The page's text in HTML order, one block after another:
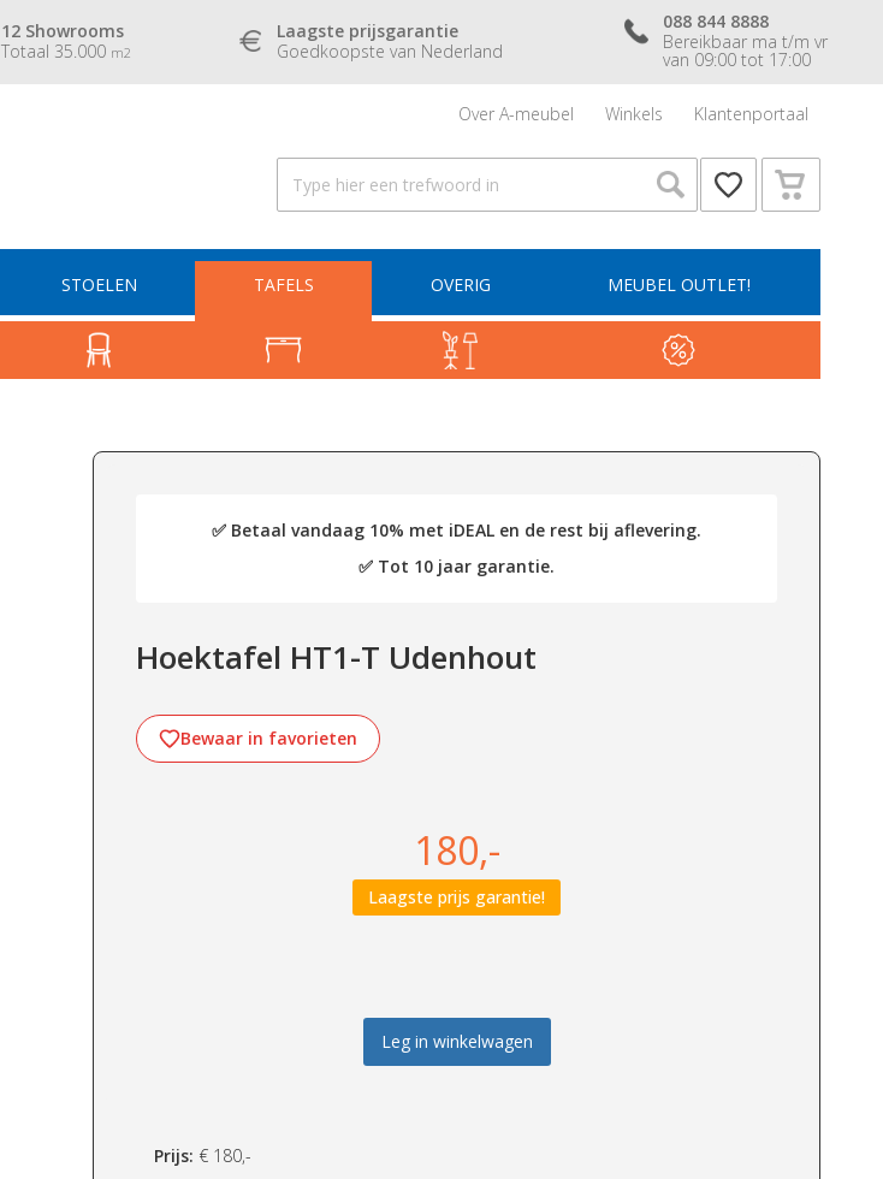
12 Showrooms
Totaal 35.000 m2
Laagste prijsgarantie
Goedkoopste van Nederland
088 844 8888
Bereikbaar ma t/m vr
van 09:00 tot 17:00
Over A-meubel Winkels Klantenportaal
STOELEN TAFELS OVERIG MEUBEL OUTLET!
✅ Betaal vandaag 10% met iDEAL en de rest bij aflevering.
✅ Tot 10 jaar garantie.
Hoektafel HT1-T Udenhout
Bewaar in favorieten
180,-
Laagste prijs garantie!
Leg in winkelwagen
Prijs: € 180,-